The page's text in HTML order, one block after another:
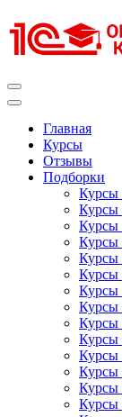
к
содержимому
Главная
Курсы
Отзывы
Подборки
Курсы
Курсы
Курсы
Курсы
Курсы
Курсы
Курсы
Курсы
Курсы
Курсы
Курсы
Курсы
Курсы
Курсы